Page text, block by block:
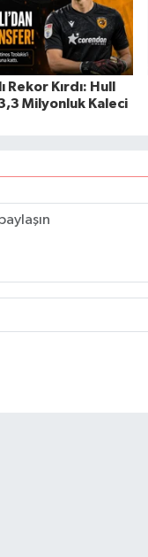
Rekor Kırdı: Hull
Milyonluk Kaleci